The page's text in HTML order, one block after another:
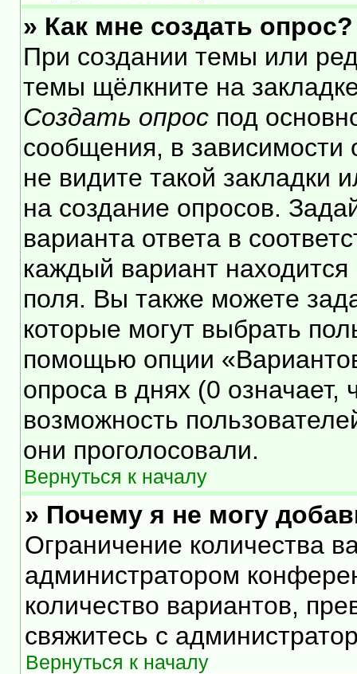
» Как мне создать опрос?
При создании темы или
темы щёлкните на
Создать опрос под
сообщения, в зависимости
не видите такой
на создание опросов.
варианта ответа в
каждый вариант находится
поля. Вы также можете
которые могут выбрать
помощью опции
опроса в днях (0 означает,
возможность
они проголосовали.
Вернуться к началу
» Почему я не могу
Ограничение количества
администратором
количество вариантов,
свяжитесь с
Вернуться к началу